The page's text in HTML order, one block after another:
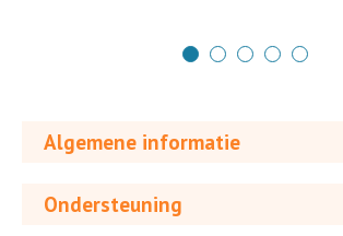
Algemene informatie
Ondersteuning